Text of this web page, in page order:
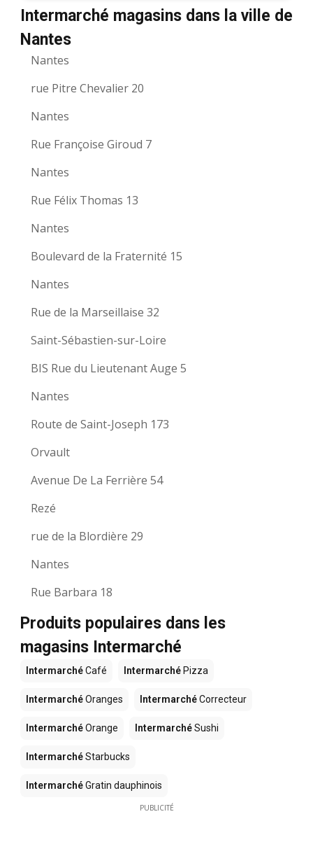
Intermarché magasins dans la ville de
Nantes
Nantes
rue Pitre Chevalier 20
Nantes
Rue Françoise Giroud 7
Nantes
Rue Félix Thomas 13
Nantes
Boulevard de la Fraternité 15
Nantes
Rue de la Marseillaise 32
Saint-Sébastien-sur-Loire
BIS Rue du Lieutenant Auge 5
Nantes
Route de Saint-Joseph 173
Orvault
Avenue De La Ferrière 54
Rezé
rue de la Blordière 29
Nantes
Rue Barbara 18
Produits populaires dans les
magasins Intermarché
IntermarchéCafé Intermarché Pizza
IntermarchéOranges IntermarchéCorrecteur
IntermarchéOrange IntermarchéSushi
IntermarchéStarbucks
IntermarchéGratin dauphinois
PUBLICITÉ